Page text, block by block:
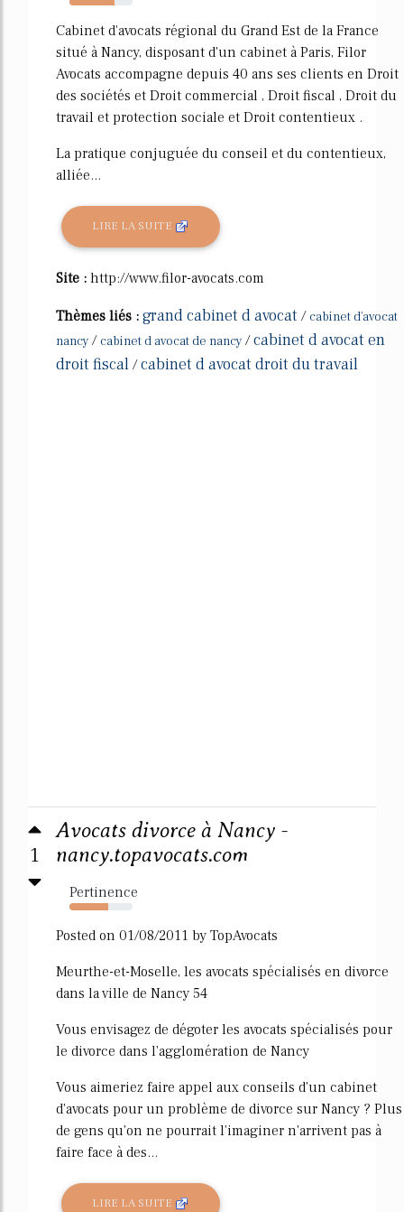
72%
Cabinet d'avocats régional du Grand Est de la France
situé à Nancy, disposant d'un cabinet à Paris, Filor
Avocats accompagne depuis 40 ans ses clients en Droit
des sociétés et Droit commercial , Droit fiscal , Droit du
travail et protection sociale et Droit contentieux .
La pratique conjuguée du conseil et du contentieux,
alliée...
LIRE LA SUITE
Site : http://www.filor-avocats.com
Thèmes liés : grand cabinet d avocat / cabinet d'avocat
nancy / cabinet d avocat de nancy /cabinet d avocat en
droit fiscal /cabinet d avocat droit du travail
1
Avocats divorce à Nancy -
nancy.topavocats.com
Pertinence
61%
Posted on 01/08/2011 by TopAvocats
Meurthe-et-Moselle, les avocats spécialisés en divorce
dans la ville de Nancy 54
Vous envisagez de dégoter les avocats spécialisés pour
le divorce dans l'agglomération de Nancy
Vous aimeriez faire appel aux conseils d'un cabinet
d'avocats pour un problème de divorce sur Nancy ? Plus
de gens qu'on ne pourrait l'imaginer n'arrivent pas à
faire face à des...
LIRE LA SUITE